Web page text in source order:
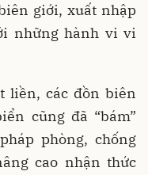
giới, xuất nhập
những hành vi vi
liền, các đồn biên
cũng đã “bám”
phòng, chống
cao nhận thức